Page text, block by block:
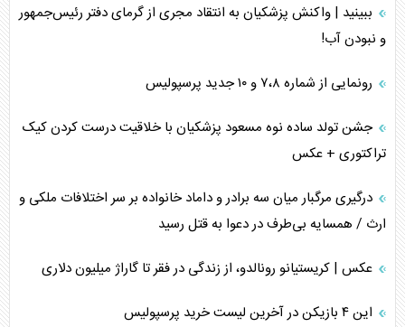
ببینید | واکنش پزشکیان به انتقاد مجری از گرمای دفتر رئیس‌جمهور
و نبودن آب!
رونمایی از شماره ۷،۸ و ۱۰ جدید پرسپولیس
جشن تولد ساده نوه مسعود پزشکیان با خلاقیت درست کردن کیک
تراکتوری + عکس
درگیری مرگبار میان سه برادر و داماد خانواده بر سر اختلافات ملکی و
ارث / همسایه بی‌طرف در دعوا به قتل رسید
عکس | کریستیانو رونالدو، از زندگی در فقر تا گاراژ میلیون دلاری
این ۴ بازیکن در آخرین لیست خرید پرسپولیس